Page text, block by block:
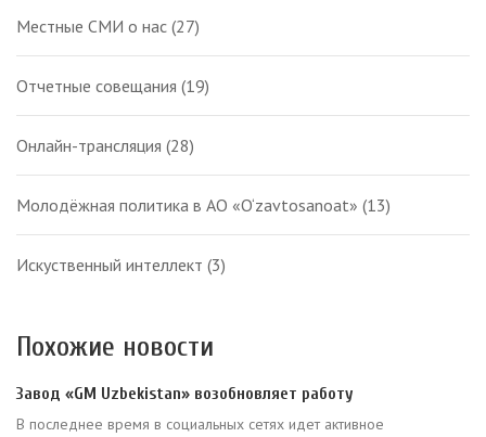
Местные СМИ о нас (27)
Отчетные совещания (19)
Онлайн-трансляция (28)
Молодёжная политика в АО «O‘zavtosanoat» (13)
Искуственный интеллект (3)
Похожие новости
Завод «GM Uzbekistan» возобновляет работу
В последнее время в социальных сетях идет активное